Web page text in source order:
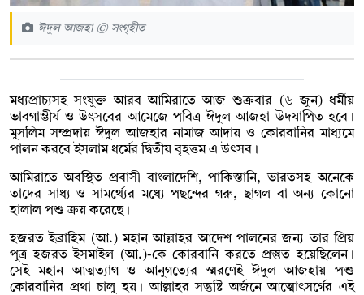
ঈদুল আজহা © সংগৃহীত
মধ্যপ্রাচ্যসহ সংযুক্ত আরব আমিরাতে আজ শুক্রবার (৬ জুন) ধর্মীয়
ভাবগাম্ভীর্য ও উৎসবের আমেজে পবিত্র ঈদুল আজহা উদযাপিত হবে।
মুসলিম সম্প্রদায় ঈদুল আজহার নামাজ আদায় ও কোরবানির মাধ্যমে
পালন করবে ইসলাম ধর্মের দ্বিতীয় বৃহত্তম এ উৎসব।
আমিরাতে অবস্থিত প্রবাসী বাংলাদেশি, পাকিস্তানি, ভারতসহ অনেকে
তাদের সাধ্য ও সামর্থ্যের মধ্যে পছন্দের গরু, ছাগল বা অন্য কোনো
হালাল পশু ক্রয় করেছে।
হজরত ইব্রাহিম (আ.) মহান আল্লাহর আদেশ পালনের জন্য তার প্রিয়
পুত্র হজরত ইসমাইল (আ.)-কে কোরবানি করতে প্রস্তুত হয়েছিলেন।
সেই মহান আত্মত্যাগ ও আনুগত্যের স্মরণেই ঈদুল আজহায় পশু
কোরবানির প্রথা চালু হয়। আল্লাহর সন্তুষ্টি অর্জনে আত্মোৎসর্গের এই